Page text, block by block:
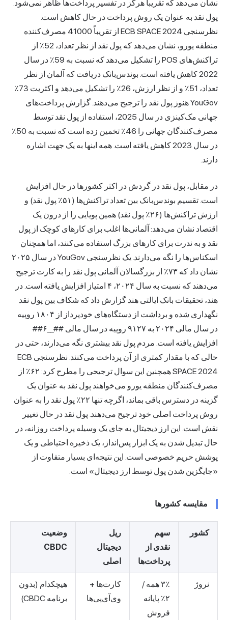
نشان می‌دهد که تقریباً هرگز در تفسیر پرداخت‌ها ظاهر نمی‌شود.
پول نقد به عنوان یک روش پرداخت در حال کاهش است.
نظرسنجی ECB SPACE 2024 از تقریباً 41000 مصرف‌کننده
منطقه یورو، نشان می‌دهد که پول نقد از نظر تعداد، 52٪ از
تراکنش‌های POS را تشکیل می‌دهد که نسبت به 59٪ در سال
2022 کاهش یافته است. بوندس‌بانک دریافت که آلمان از نظر
تعداد، 51٪ و از نظر ارزش، 26٪ را تشکیل می‌دهد و اکثریت 73٪
YouGov هنوز پول نقد را ترجیح می‌دهند. گزارش پرداخت‌های
جهانی مک‌کینزی در سال 2025، استفاده از پول نقد توسط
مصرف‌کنندگان جهانی را 46٪ تخمین زده است که نسبت به 50٪
در سال 2023 کاهش یافته است. همه اینها به یک جهت اشاره
دارند.
در مقابل، پول نقد در گردش در اکثر کشورها در حال افزایش
است. تقسیم بوندس‌بانک بین تعداد تراکنش‌ها (۵۱٪ پول نقد) و
ارزش تراکنش‌ها (۲۶٪ پول نقد) همین پویایی را از درون یک
اقتصاد نشان می‌دهد: آلمانی‌ها اغلب برای کارهای کوچک از پول
نقد و به ندرت برای کارهای بزرگ استفاده می‌کنند، اما همچنان
اسکناس‌ها را نگه می‌دارند. یک نظرسنجی YouGov در سال ۲۰۲۵
نشان داد که ۷۳٪ از بزرگسالان آلمانی پول نقد را به کارت ترجیح
می‌دهند که نسبت به سال ۲۰۲۴، ۴ امتیاز افزایش یافته است. در
هند، تحقیقات بانک ایالتی هند گزارش داد که شکاف بین پول نقد
نگهداری شده و برداشت از دستگاه‌های خودپرداز از ۱۸۰۴ روپیه
در سال مالی ۲۰۲۴ به ۹۱۲۷ روپیه در سال مالی ##__۶##
افزایش یافته است. مردم پول نقد بیشتری نگه می‌دارند، حتی در
حالی که با مقدار کمتری از آن پرداخت می‌کنند. نظرسنجی ECB
SPACE 2024 همچنین این سوال ترجیحی را مطرح کرد: ۶۲٪ از
مصرف‌کنندگان منطقه یورو می‌خواهند پول نقد به عنوان یک
گزینه در دسترس باقی بماند، اگرچه تنها ۲۲٪ پول نقد را به عنوان
روش پرداخت اصلی خود ترجیح می‌دهند. پول نقد در حال تغییر
نقش است. این ارز دیجیتال به جای یک وسیله پرداخت روزانه، در
حال تبدیل شدن به یک ابزار پس‌انداز، یک ذخیره احتیاطی و یک
پوشش حریم خصوصی است. این نتیجه‌ای بسیار متفاوت از
«جایگزین شدن پول توسط ارز دیجیتال» است.
مقایسه کشورها
کشور
سهم
نقدی از
پرداخت‌ها
ریل
دیجیتال
اصلی
وضعیت
CBDC
نروژ
۳٪ همه /
۲٪ پایانه
فروش
کارت‌ها +
وی‌آی‌پی‌ها
هیچکدام (بدون
برنامه CBDC)